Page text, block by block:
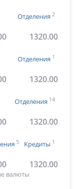
Отделения 2
1320.00
Отделения 1
1320.00
Отделения 14
1320.00
5 Кредиты 1
1320.00
валюты